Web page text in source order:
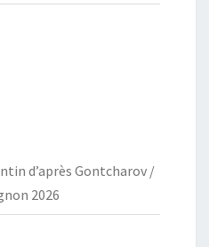
d’après Gontcharov /
2026